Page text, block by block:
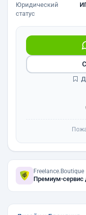
Юридический
статус
Freelance.Boutique
Премиум-сервис